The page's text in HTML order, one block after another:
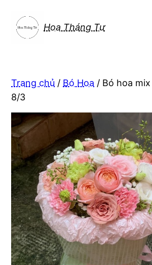
phần
Hoa Tháng Tư
Trang chủ / Bó Hoa / Bó hoa
8/3